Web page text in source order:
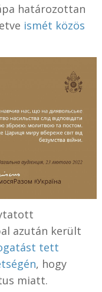
határozottan
ismét közös
azután került
tett
, hogy
miatt.